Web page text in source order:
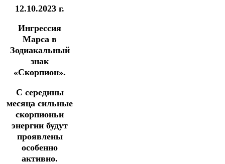
12.10.2023 г.
Ингрессия
Марса в
Зодиакальный
знак
«Скорпион».
С середины
месяца сильные
скорпионьи
энергии будут
проявлены
особенно
активно.